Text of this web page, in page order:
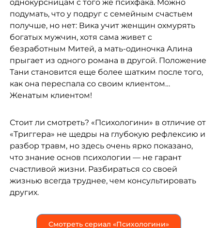
однокурсницам с того же психфака. Можно
подумать, что у подруг с семейным счастьем
получше, но нет: Вика учит женщин охмурять
богатых мужчин, хотя сама живет с
безработным Митей, а мать-одиночка Алина
прыгает из одного романа в другой. Положение
Тани становится еще более шатким после того,
как она переспала со своим клиентом…
Женатым клиентом!
Стоит ли смотреть? «Психологини» в отличие от
«Триггера» не щедры на глубокую рефлексию и
разбор травм, но здесь очень ярко показано,
что знание основ психологии — не гарант
счастливой жизни. Разбираться со своей
жизнью всегда труднее, чем консультировать
других.
Смотреть сериал «Психологини»